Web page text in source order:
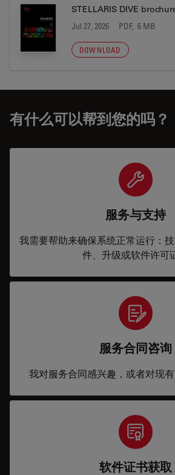
STELLARIS DIVE
Jul 27, 2026 PDF, 6 MB
DOWNLOAD
有什么可以帮到您的吗？
服务与支持
我需要帮助来确保系统正常运行：
件、升级或软件许可
服务合同咨询
我对服务合同感兴趣，或者对现有
软件证书获取